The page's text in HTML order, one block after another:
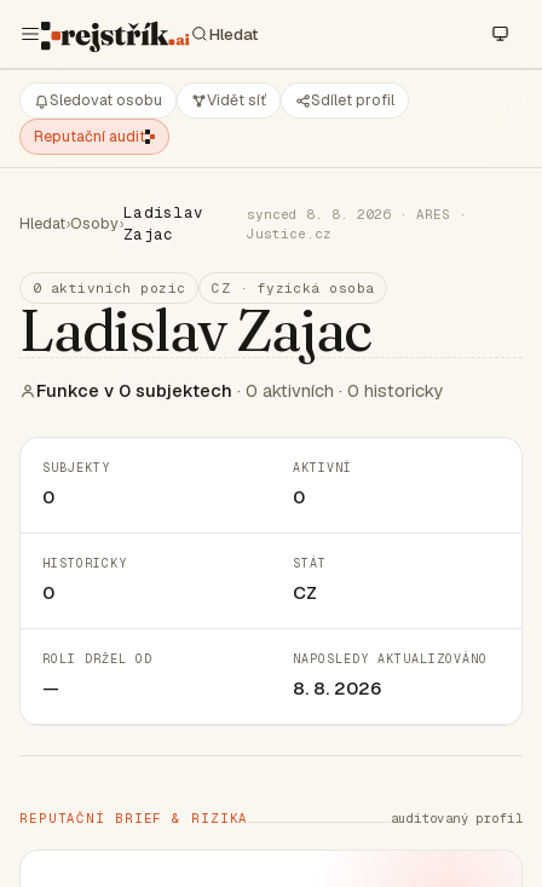
Sledovat osobu Vidět síť
Sdílet profil
Reputační audit
Hledat›Osoby›
Ladislav
Zajac
synced 8. 8. 2026 · ARES ·
Justice.cz
0 aktivních pozic CZ · fyzická osoba
Ladislav Zajac
Funkce v 0 subjektech · 0 aktivních · 0 historicky
SUBJEKTY
0
AKTIVNÍ
0
HISTORICKY
0
STÁT
CZ
ROLI DRŽEL OD
—
NAPOSLEDY AKTUALIZOVÁNO
8. 8. 2026
REPUTAČNÍ BRIEF & RIZIKA auditovaný profil